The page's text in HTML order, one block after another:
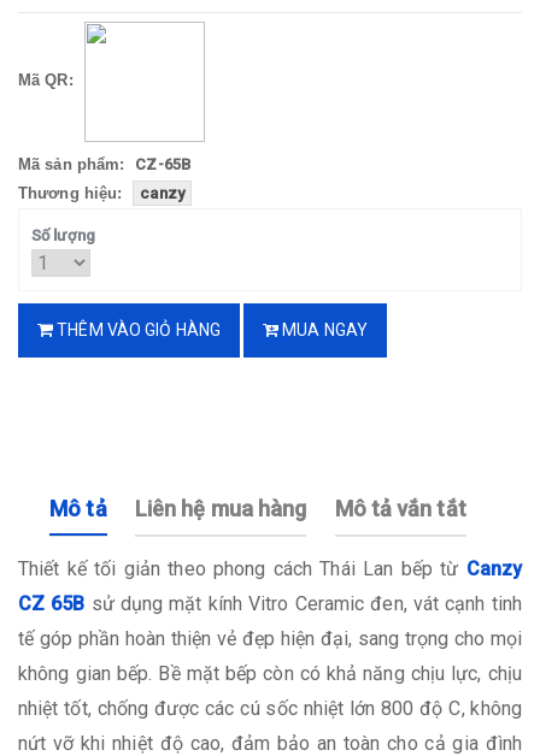
Mã QR:
Mã sản phẩm:
CZ-65B
Thương hiệu:
canzy
Số lượng
THÊM VÀO GIỎ HÀNG MUA NGAY
Mô tả Liên hệ mua hàng Mô tả vắn tắt
Thiết kế tối giản theo phong cách Thái Lan bếp từ Canzy
CZ 65B sử dụng mặt kính Vitro Ceramic đen, vát cạnh tinh
tế góp phần hoàn thiện vẻ đẹp hiện đại, sang trọng cho mọi
không gian bếp. Bề mặt bếp còn có khả năng chịu lực, chịu
nhiệt tốt, chống được các cú sốc nhiệt lớn 800 độ C, không
nứt vỡ khi nhiệt độ cao, đảm bảo an toàn cho cả gia đình